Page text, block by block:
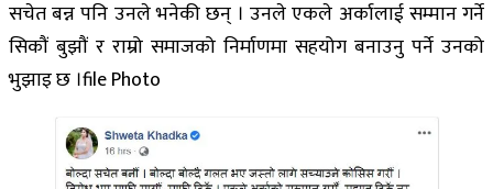
सचेत बन्न पनि उनले भनेकी छन् । उनले एकले अर्कालाई सम्मान गर्ने
सिकौं बुझौं र राम्रो समाजको निर्माणमा सहयोग बनाउनु पर्ने उनको
भुझाइ छ ।file Photo